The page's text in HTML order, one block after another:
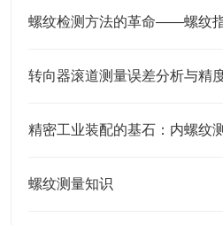
螺纹检测方法的革命——螺纹
转向器滚道测量误差分析与精
螺纹测量知识